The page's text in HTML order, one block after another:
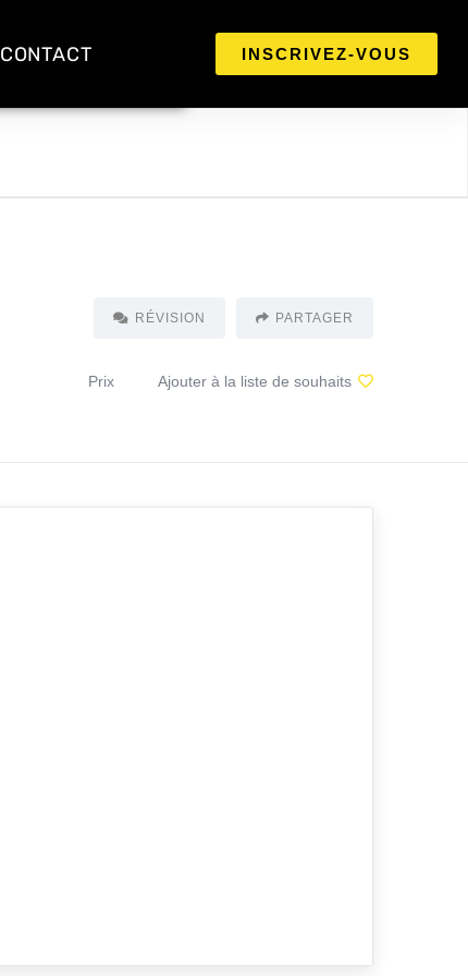
CONTACT INSCRIVEZ-VOUS
RÉVISION PARTAGER
Prix Ajouter à la liste de souhaits